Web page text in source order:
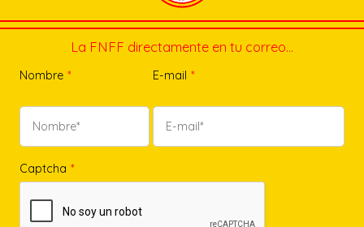
La FNFF directamente en tu correo…
Nombre * E-mail *
Captcha *